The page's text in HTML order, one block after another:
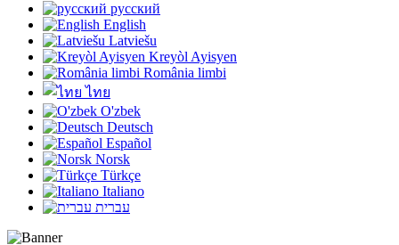
русский
English
Latviešu
Kreyòl Ayisyen
România limbi
ไทย
O'zbek
Deutsch
Español
Norsk
Türkçe
Italiano
עברית